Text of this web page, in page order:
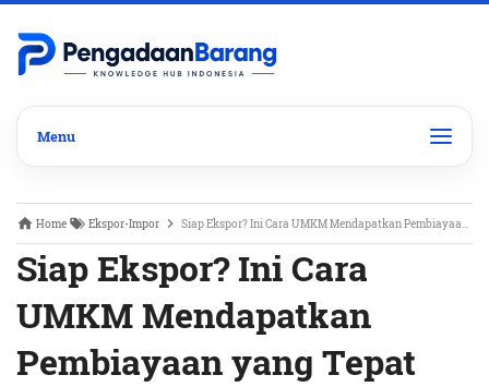
Home Ekspor-Impor Siap Ekspor? Ini Cara UMKM Mendapatkan Pembiayaan yang Tepat
Siap Ekspor? Ini Cara
UMKM Mendapatkan
Pembiayaan yang Tepat